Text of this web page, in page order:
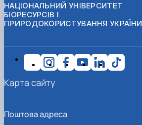
НАЦІОНАЛЬНИЙ УНІВЕРСИТЕТ
БІОРЕСУРСІВ І
ПРИРОДОКОРИСТУВАННЯ УКРАЇНИ
Поштова адреса
Карта сайту